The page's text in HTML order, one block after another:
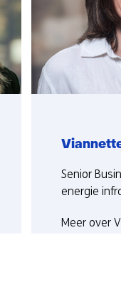
Viannette
Functie:
Senior
energie
Meer over